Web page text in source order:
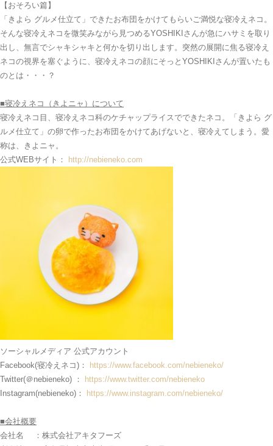
【 おそろい篇 】
「きよら グルメ仕立て」できたお布団をかけてもらいご満悦な寝冷えネコ。
そんな寝冷えネコを微笑みながら見つめるYOSHIKIさんが急にハサミを取り
出し、無言でシャキシャキと何かを切り出します。突然の展開に焦る寝冷え
ネコの視界を塞ぐように、寝冷えネコの顔にそっとYOSHIKIさんが置いたも
のとは・・・？
■寝冷えネコ（きよニャ）について
寝冷えネコ目、寝冷えネコ科のケチャップライスでできたネコ。「きよら グ
ルメ仕立て」の卵で作ったお布団をかけてあげないと、寝冷えてしまう。愛
称は、きよニャ。
公式WEBサイト：
http://nebieneko.com
ソーシャルメディア 公式アカウント
Facebook(寝冷えネコ)：
https://www.facebook.com/nebieneko/
Twitter(＠nebieneko) ：
https://www.twitter.com/nebieneko
Instagram(nebieneko)：
https://www.instagram.com/nebieneko/
■会社概要
会社名 ：株式会社アキタフーズ